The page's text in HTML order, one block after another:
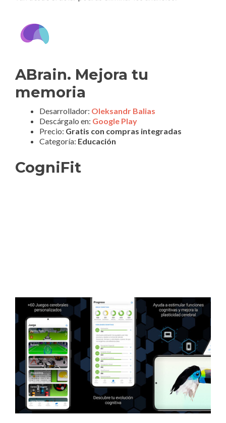
ABrain. Mejora tu
memoria
Desarrollador: Oleksandr Balias
Descárgalo en: Google Play
Precio: Gratis con compras integradas
Categoría: Educación
CogniFit